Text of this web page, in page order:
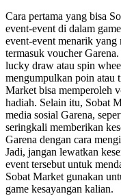
Cara pertama yang bisa
event-event di dalam
event-event menarik
termasuk voucher
lucky draw atau spin
mengumpulkan poin atau
Market bisa memperoleh
hadiah. Selain itu, Sobat
media sosial Garena,
seringkali memberikan
Garena dengan cara
Jadi, jangan lewatkan
event tersebut untuk
Sobat Market gunakan
game kesayangan kalian.